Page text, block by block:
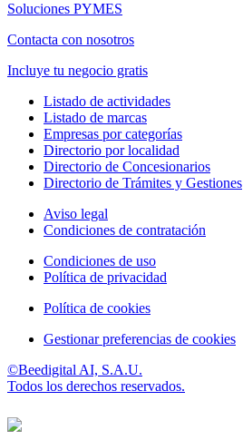
Soluciones PYMES
Contacta con nosotros
Incluye tu negocio gratis
Listado de actividades
Listado de marcas
Empresas por categorías
Directorio por localidad
Directorio de Concesionarios
Directorio de Trámites y Gestiones
Aviso legal
Condiciones de contratación
Condiciones de uso
Política de privacidad
Política de cookies
Gestionar preferencias de cookies
©Beedigital AI, S.A.U.
Todos los derechos reservados.